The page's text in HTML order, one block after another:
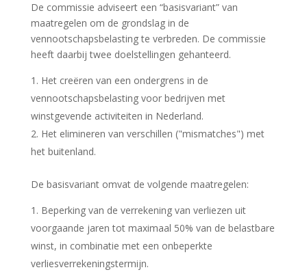
De commissie adviseert een “basisvariant” van
maatregelen om de grondslag in de
vennootschapsbelasting te verbreden. De commissie
heeft daarbij twee doelstellingen gehanteerd.
Het creëren van een ondergrens in de
vennootschapsbelasting voor bedrijven met
winstgevende activiteiten in Nederland.
Het elimineren van verschillen ("mismatches") met
het buitenland.
De basisvariant omvat de volgende maatregelen:
Beperking van de verrekening van verliezen uit
voorgaande jaren tot maximaal 50% van de belastbare
winst, in combinatie met een onbeperkte
verliesverrekeningstermijn.